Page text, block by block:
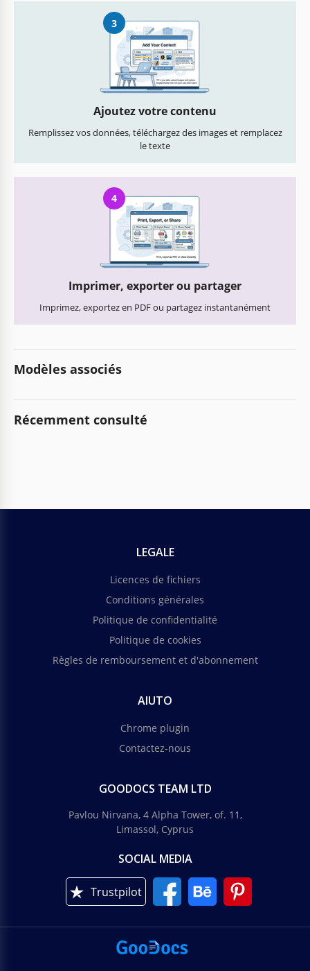
3
Ajoutez votre contenu
Remplissez vos données, téléchargez des images et remplacez
le texte
4
Imprimer, exporter ou partager
Imprimez, exportez en PDF ou partagez instantanément
Modèles associés
Récemment consulté
LEGALE
Licences de fichiers
Conditions générales
Politique de confidentialité
Politique de cookies
Règles de remboursement et d'abonnement
AIUTO
Chrome plugin
Contactez-nous
GOODOCS TEAM LTD
Pavlou Nirvana, 4 Alpha Tower, of. 11,
Limassol, Cyprus
SOCIAL MEDIA
Trustpilot